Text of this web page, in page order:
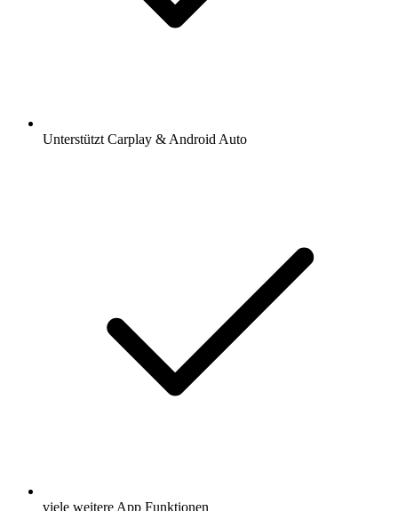
Unterstützt Carplay & Android Auto
viele weitere App Funktionen